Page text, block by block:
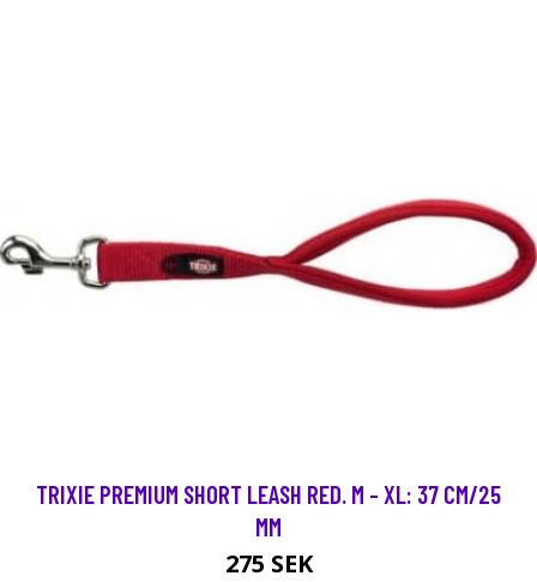
TRIXIE PREMIUM SHORT LEASH RED. M - XL: 37 CM/25
MM
275 SEK